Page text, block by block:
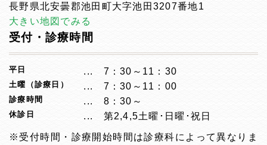
長野県北安曇郡池田町大字池田3207番地1
大きい地図でみる
受付・診療時間
平日 7：30～11：30
土曜（診療日） 7：30～11：00
診療時間 8：30～
休診日 第2,4,5土曜･日曜･祝日
※受付時間・診療開始時間は診療科によって異なりま